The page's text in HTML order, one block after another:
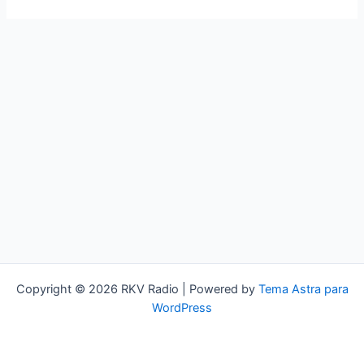
Copyright © 2026 RKV Radio | Powered by Tema Astra para
WordPress